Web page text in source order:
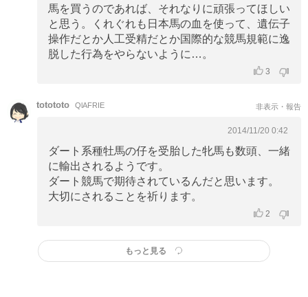
馬を買うのであれば、それなりに頑張ってほしい
と思う。くれぐれも日本馬の血を使って、遺伝子
操作だとか人工受精だとか国際的な競馬規範に逸
脱した行為をやらないように…。
3
totototo QlAFRIE 非表示・報告
2014/11/20 0:42
ダート系種牡馬の仔を受胎した牝馬も数頭、一緒
に輸出されるようです。
ダート競馬で期待されているんだと思います。
大切にされることを祈ります。
2
もっと見る